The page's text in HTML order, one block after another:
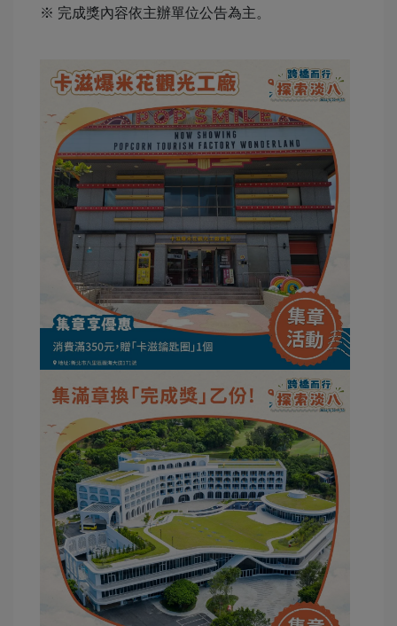
※ 完成獎內容依主辦單位公告為主。